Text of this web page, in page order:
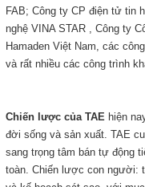
FAB; Công ty CP điện tử tin
nghệ VINA STAR , Công ty
Hamaden Việt Nam, các
và rất nhiều các công trình
Chiến lược của TAE hiện
đời sống và sản xuất. TAE
sang trọng tâm bán tự động
toàn. Chiến lược con người: